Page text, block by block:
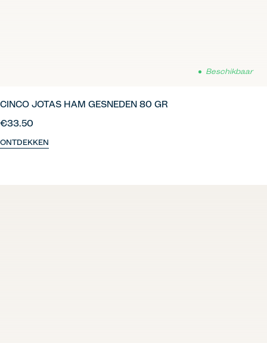
Beschikbaar
CINCO JOTAS HAM GESNEDEN 80 GR
€33.50
ONTDEKKEN